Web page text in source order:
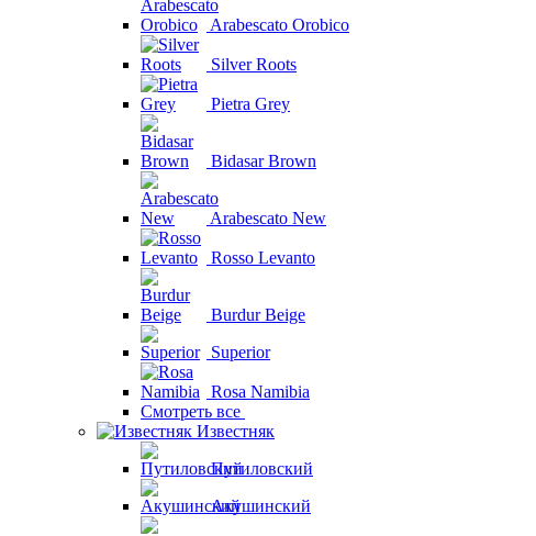
Arabescato Orobico
Silver Roots
Pietra Grey
Bidasar Brown
Arabescato New
Rosso Levanto
Burdur Beige
Superior
Rosa Namibia
Смотреть все
Известняк
Путиловский
Акушинский